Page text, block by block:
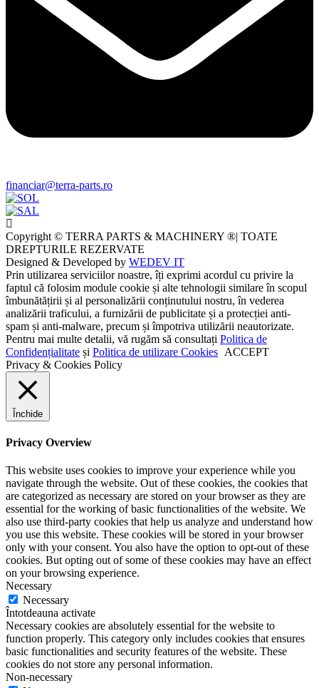
financiar@terra-parts.ro
Copyright © TERRA PARTS & MACHINERY ®| TOATE
DREPTURILE REZERVATE
Designed & Developed by WEDEV IT
Prin utilizarea serviciilor noastre, îți exprimi acordul cu privire la
faptul că folosim module cookie și alte tehnologii similare în scopul
îmbunătățirii și al personalizării conținutului nostru, în vederea
analizării traficului, a furnizării de publicitate și a protecției anti-
spam și anti-malware, precum și împotriva utilizării neautorizate.
Pentru mai multe detalii, vă rugăm să consultați Politica de
Confidențialitate și Politica de utilizare Cookies ACCEPT
Privacy & Cookies Policy
Închide
Privacy Overview
This website uses cookies to improve your experience while you
navigate through the website. Out of these cookies, the cookies that
are categorized as necessary are stored on your browser as they are
essential for the working of basic functionalities of the website. We
also use third-party cookies that help us analyze and understand how
you use this website. These cookies will be stored in your browser
only with your consent. You also have the option to opt-out of these
cookies. But opting out of some of these cookies may have an effect
on your browsing experience.
Necessary
Necessary
Întotdeauna activate
Necessary cookies are absolutely essential for the website to
function properly. This category only includes cookies that ensures
basic functionalities and security features of the website. These
cookies do not store any personal information.
Non-necessary